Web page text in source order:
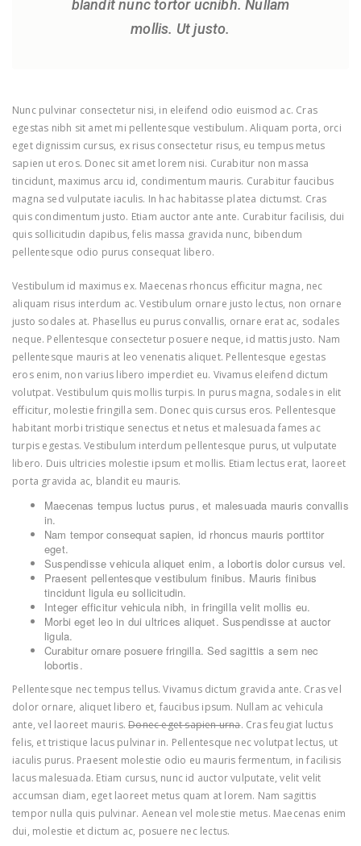
blandit nunc tortor ucnibh. Nullam
mollis. Ut justo.
Nunc pulvinar consectetur nisi, in eleifend odio euismod ac. Cras
egestas nibh sit amet mi pellentesque vestibulum. Aliquam porta, orci
eget dignissim cursus, ex risus consectetur risus, eu tempus metus
sapien ut eros. Donec sit amet lorem nisi. Curabitur non massa
tincidunt, maximus arcu id, condimentum mauris. Curabitur faucibus
magna sed vulputate iaculis. In hac habitasse platea dictumst. Cras
quis condimentum justo. Etiam auctor ante ante. Curabitur facilisis, dui
quis sollicitudin dapibus, felis massa gravida nunc, bibendum
pellentesque odio purus consequat libero.
Vestibulum id maximus ex. Maecenas rhoncus efficitur magna, nec
aliquam risus interdum ac. Vestibulum ornare justo lectus, non ornare
justo sodales at. Phasellus eu purus convallis, ornare erat ac, sodales
neque. Pellentesque consectetur posuere neque, id mattis justo. Nam
pellentesque mauris at leo venenatis aliquet. Pellentesque egestas
eros enim, non varius libero imperdiet eu. Vivamus eleifend dictum
volutpat. Vestibulum quis mollis turpis. In purus magna, sodales in elit
efficitur, molestie fringilla sem. Donec quis cursus eros. Pellentesque
habitant morbi tristique senectus et netus et malesuada fames ac
turpis egestas. Vestibulum interdum pellentesque purus, ut vulputate
libero. Duis ultricies molestie ipsum et mollis. Etiam lectus erat, laoreet
porta gravida ac, blandit eu mauris.
Maecenas tempus luctus purus, et malesuada mauris convallis
in.
Nam tempor consequat sapien, id rhoncus mauris porttitor
eget.
Suspendisse vehicula aliquet enim, a lobortis dolor cursus vel.
Praesent pellentesque vestibulum finibus. Mauris finibus
tincidunt ligula eu sollicitudin.
Integer efficitur vehicula nibh, in fringilla velit mollis eu.
Morbi eget leo in dui ultrices aliquet. Suspendisse at auctor
ligula.
Curabitur ornare posuere fringilla. Sed sagittis a sem nec
lobortis.
Pellentesque nec tempus tellus. Vivamus dictum gravida ante. Cras vel
dolor ornare, aliquet libero et, faucibus ipsum. Nullam ac vehicula
ante, vel laoreet mauris.Donec eget sapien urna. Cras feugiat luctus
felis, et tristique lacus pulvinar in. Pellentesque nec volutpat lectus, ut
iaculis purus. Praesent molestie odio eu mauris fermentum, in facilisis
lacus malesuada. Etiam cursus, nunc id auctor vulputate, velit velit
accumsan diam, eget laoreet metus quam at lorem. Nam sagittis
tempor nulla quis pulvinar. Aenean vel molestie metus. Maecenas enim
dui, molestie et dictum ac, posuere nec lectus.